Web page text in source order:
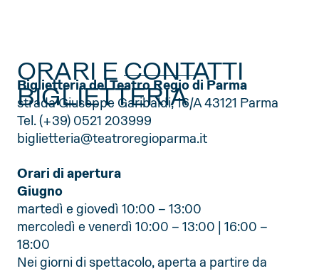
ORARI E CONTATTI
BIGLIETTERIA
Biglietteria del Teatro Regio di Parma
strada Giuseppe Garibaldi, 16/A 43121 Parma
Tel. (+39) 0521 203999
biglietteria@teatroregioparma.it
Orari di apertura
Giugno
martedì e giovedì 10:00 – 13:00
mercoledì e venerdì 10:00 – 13:00 | 16:00 –
18:00
Nei giorni di spettacolo, aperta a partire da